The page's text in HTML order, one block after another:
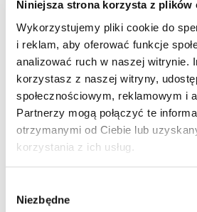
Niniejsza strona korzysta z plików
Wykorzystujemy pliki cookie do
i reklam, aby oferować funkcje
analizować ruch w naszej witrynie.
korzystasz z naszej witryny,
społecznościowym, reklamowym i
Partnerzy mogą połączyć te
otrzymanymi od Ciebie lub
korzystania z ich usług.
zgody
Niezbędne
Mahdi Fleifel
I Signed the Petition
Gustavo
I
Agnieszka Elbanowska